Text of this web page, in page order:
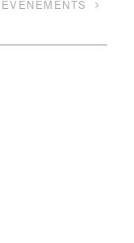
ÉVÈNEMENTS